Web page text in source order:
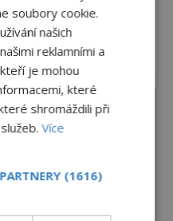
soubory cookie.
našich
reklamními a
je mohou
které
shromáždili při
Více
(1616)